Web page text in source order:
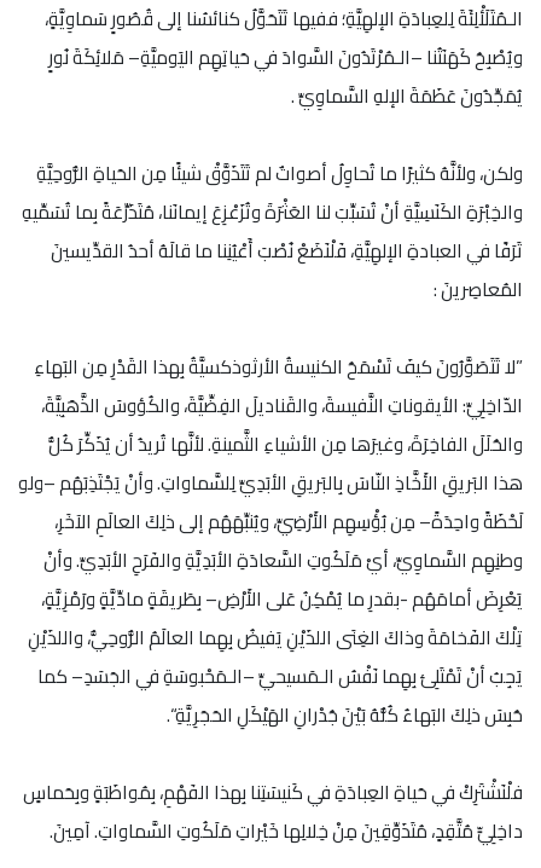
الـمُتَلَأْلِئَةَ لِلعِبادَةِ الإلهِيَّةِ؛ ففيها تَتَحَوَّلُ كنائسُنا إلى قُصُورٍ سَماوِيَّةٍ،
ويُصْبِحُ كَهَنَتُنا –الـمُرْتَدُونَ السَّوادَ في حَياتِهِم اليَوميَّةِ– مَلائِكَةَ نُورٍ
يُمَجِّدُونَ عَظَمَةَ الإلهِ السَّماوِيِّ .
ولكن، ولأنَّهُ كثيرًا ما تُحاوِلُ أصواتٌ لم تَتَذَوَّقْ شيئًا مِن الحَياةِ الرُّوحِيَّةِ
والخِبْرَةِ الكَنَسِيَّةِ أنْ تُسَبِّبَ لنا العَثْرَةَ وتُزَعْزِعَ إيمانَنا، مُتَذَرِّعَةً بِما تُسَمِّيهِ
تَرَفًا في العبادةِ الإلهِيَّةِ، فَلْنَضَعْ نُصْبَ أَعْيُنِنا ما قالَهُ أحدُ القدِّيسينَ
المُعاصِرينَ :
”لا تَتَصَوَّرُونَ كيفَ تَسْمَحُ الكنيسةُ الأرثوذكسيَّةُ بِهذا القَدْرِ مِن البَهاءِ
الدّاخِلِيِّ: الأيقوناتِ النَّفيسةَ، والقَناديلَ الفِضِّيَّةَ، والكُؤوسَ الذَّهَبِيَّةَ،
والحُلَلَ الفاخِرَةَ، وغيرَها مِن الأشياءِ الثَّمينةِ. لأنَّها تُريدُ أن يُذَكِّرَ كُلُّ
هذا البَريقِ الأَخَّاذِ النّاسَ بِالبَريقِ الأبَدِيِّ لِلسَّماواتِ. وأنْ يَجْتَذِبَهُم –ولو
لَحْظَةً واحِدَةً– مِن بُؤْسِهِم الأَرْضِيِّ، ويُنبِّهَهُم إلى ذلِكَ العالَمِ الآخَرِ،
وطنِهِم السَّماوِيِّ، أيْ مَلَكُوتِ السَّعادَةِ الأبَدِيَّةِ والفَرَحِ الأبَدِيِّ. وأنْ
يَعْرِضَ أمامَهُم -بقدرِ ما يُمْكِنُ عَلى الأَرْضِ– بِطَريقَةٍ مادِّيَّةٍ ورَمْزِيَّةٍ،
تِلْكَ الفَخامَةَ وذاكَ الغِنَى اللذَيْنِ يَفيضُ بِهِما العالَمُ الرُّوحِيُّ، واللذَيْنِ
يَجِبُ أنْ تَمْتَلِئَ بِهِما نَفْسُ الـمَسيحيِّ –الـمَحْبوسَةِ في الجَسَدِ– كما
حُبِسَ ذلِكَ البَهاءُ كُلُّهُ بَيْنَ جُدْرانِ الهَيْكَلِ الحَجَرِيَّةِ“.
فلْنَشْتَرِكْ في حَياةِ العِبادَةِ في كَنيسَتِنا بِهذا الفَهْمِ، بِمُواظَبَةٍ وبِحَماسٍ
داخِلِيٍّ مُتَّقِدٍ، مُتَذَوِّقِينَ مِنْ خِلالِها خَيْراتِ مَلَكُوتِ السَّماواتِ. آمِينَ.